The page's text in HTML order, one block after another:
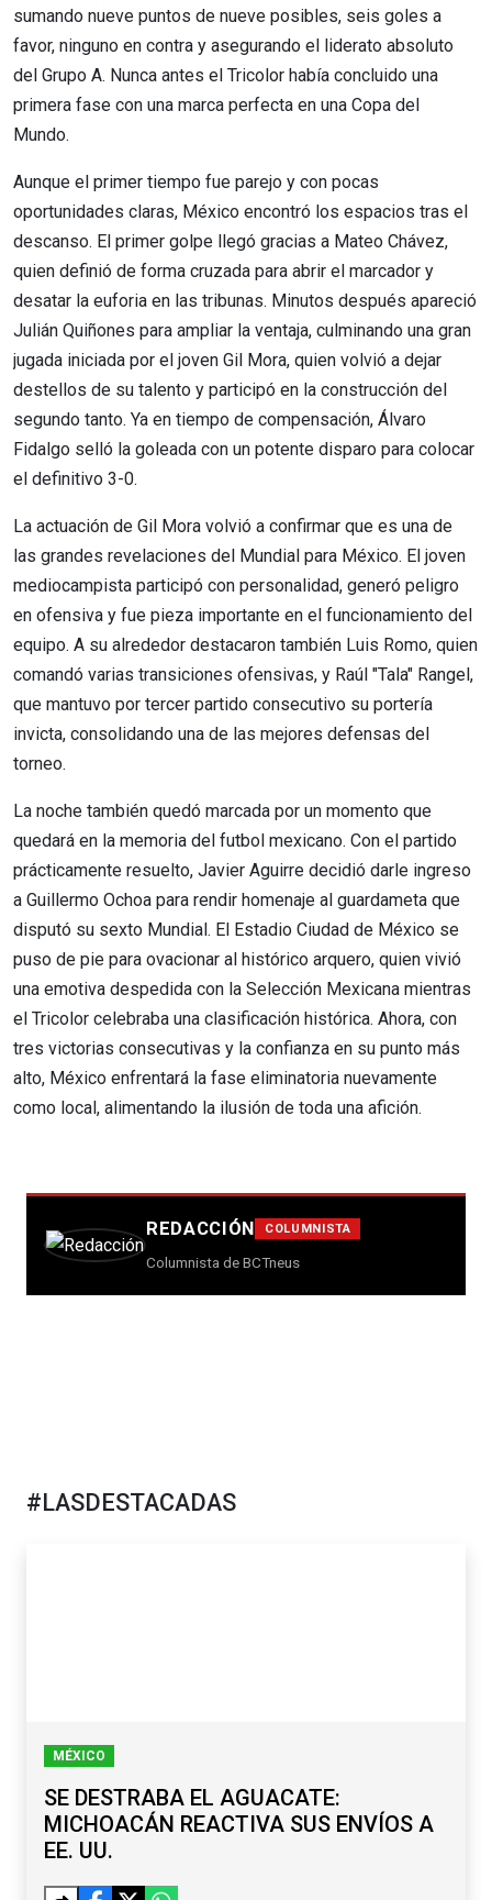
sumando nueve puntos de nueve posibles, seis goles a
favor, ninguno en contra y asegurando el liderato absoluto
del Grupo A. Nunca antes el Tricolor había concluido una
primera fase con una marca perfecta en una Copa del
Mundo.
Aunque el primer tiempo fue parejo y con pocas
oportunidades claras, México encontró los espacios tras el
descanso. El primer golpe llegó gracias a Mateo Chávez,
quien definió de forma cruzada para abrir el marcador y
desatar la euforia en las tribunas. Minutos después apareció
Julián Quiñones para ampliar la ventaja, culminando una gran
jugada iniciada por el joven Gil Mora, quien volvió a dejar
destellos de su talento y participó en la construcción del
segundo tanto. Ya en tiempo de compensación, Álvaro
Fidalgo selló la goleada con un potente disparo para colocar
el definitivo 3-0.
La actuación de Gil Mora volvió a confirmar que es una de
las grandes revelaciones del Mundial para México. El joven
mediocampista participó con personalidad, generó peligro
en ofensiva y fue pieza importante en el funcionamiento del
equipo. A su alrededor destacaron también Luis Romo, quien
comandó varias transiciones ofensivas, y Raúl "Tala" Rangel,
que mantuvo por tercer partido consecutivo su portería
invicta, consolidando una de las mejores defensas del
torneo.
La noche también quedó marcada por un momento que
quedará en la memoria del futbol mexicano. Con el partido
prácticamente resuelto, Javier Aguirre decidió darle ingreso
a Guillermo Ochoa para rendir homenaje al guardameta que
disputó su sexto Mundial. El Estadio Ciudad de México se
puso de pie para ovacionar al histórico arquero, quien vivió
una emotiva despedida con la Selección Mexicana mientras
el Tricolor celebraba una clasificación histórica. Ahora, con
tres victorias consecutivas y la confianza en su punto más
alto, México enfrentará la fase eliminatoria nuevamente
como local, alimentando la ilusión de toda una afición.
REDACCIÓN COLUMNISTA
Columnista de BCTneus
#LASDESTACADAS
MÉXICO
SE DESTRABA EL AGUACATE:
MICHOACÁN REACTIVA SUS ENVÍOS A
EE. UU.